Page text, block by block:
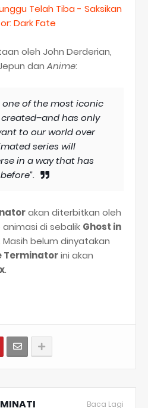
Telah Tiba - Saksikan
Dark Fate
oleh John Derderian,
danAnime:
one of the most iconic
has only
to our world over
series will
in a way that has
akan diterbitkan oleh
animasi di sebalik Ghost in
Masih belum dinyatakan
Terminatorini akan
.
Baca Lagi